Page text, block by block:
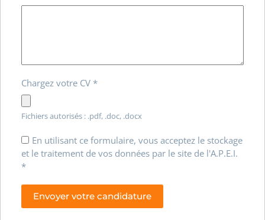
Chargez votre CV *
Fichiers autorisés : .pdf, .doc, .docx
En utilisant ce formulaire, vous acceptez le stockage
et le traitement de vos données par le site de l'A.P.E.I.
*